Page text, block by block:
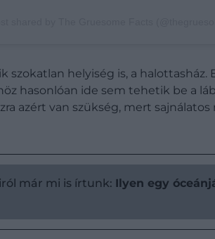
szokatlan helyiség is, a halottasház.
hasonlóan ide sem tehetik be a
azért van szükség, mert
már mi is írtunk: Ilyen egy